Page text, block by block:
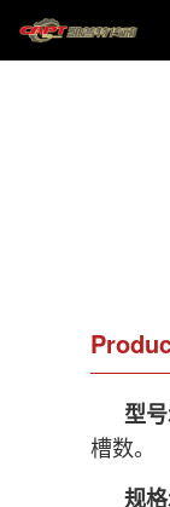
型号
槽数。
规格